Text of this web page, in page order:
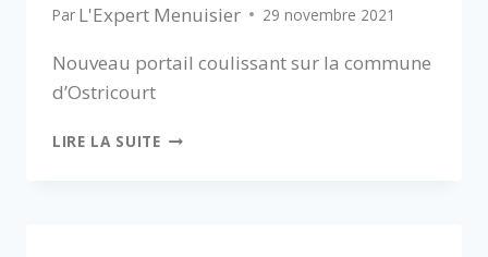
Par L'Expert Menuisier 29 novembre 2021
Nouveau portail coulissant sur la commune
d’Ostricourt
LIRE LA SUITE